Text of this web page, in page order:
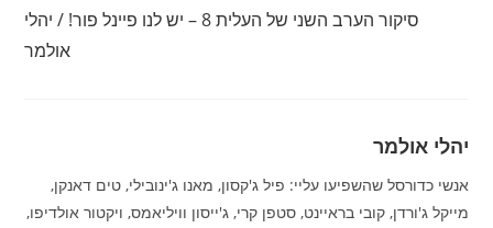
סיקור הערב השני של העלית 8 – יש לנו פיינל פור! / יהלי
אולמר
יהלי אולמר
אנשי כדורסל שהשפיעו עליי: פיל ג'קסון, מאנו ג'ינובילי, טים דאנקן,
מייקל ג'ורדן, קובי בראיינט, סטפן קרי, ג'ייסון וויליאמס, ויקטור אולדיפו,